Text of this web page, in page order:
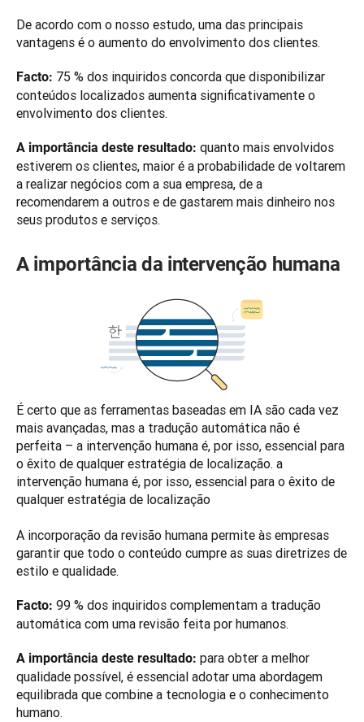
De acordo com o nosso estudo, uma das principais
vantagens é o aumento do envolvimento dos clientes.
Facto: 75 % dos inquiridos concorda que disponibilizar
conteúdos localizados aumenta significativamente o
envolvimento dos clientes.
A importância deste resultado: quanto mais envolvidos
estiverem os clientes, maior é a probabilidade de voltarem
a realizar negócios com a sua empresa, de a
recomendarem a outros e de gastarem mais dinheiro nos
seus produtos e serviços.
A importância da intervenção humana
É certo que as ferramentas baseadas em IA são cada vez
mais avançadas, mas a tradução automática não é
perfeita – a intervenção humana é, por isso, essencial para
o êxito de qualquer estratégia de localização. a
intervenção humana é, por isso, essencial para o êxito de
qualquer estratégia de localização
A incorporação da revisão humana permite às empresas
garantir que todo o conteúdo cumpre as suas diretrizes de
estilo e qualidade.
Facto: 99 % dos inquiridos complementam a tradução
automática com uma revisão feita por humanos.
A importância deste resultado: para obter a melhor
qualidade possível, é essencial adotar uma abordagem
equilibrada que combine a tecnologia e o conhecimento
humano.